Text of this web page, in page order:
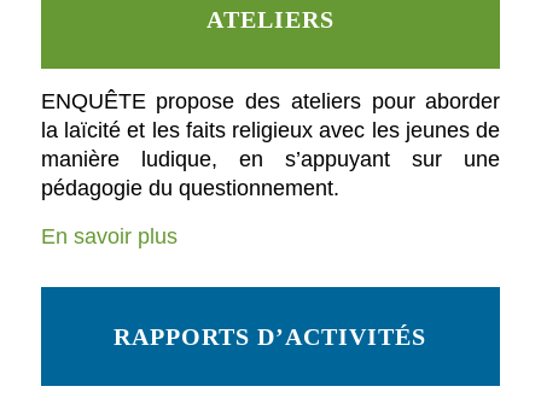
ATELIERS
ENQUÊTE propose des ateliers pour aborder
la laïcité et les faits religieux avec les jeunes de
manière ludique, en s’appuyant sur une
pédagogie du questionnement.
En savoir plus
RAPPORTS D’ACTIVITÉS